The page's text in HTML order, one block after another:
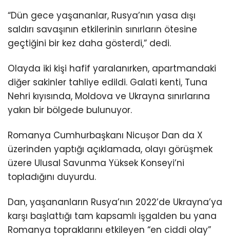
“Dün gece yaşananlar, Rusya’nın yasa dışı
saldırı savaşının etkilerinin sınırların ötesine
geçtiğini bir kez daha gösterdi,” dedi.
Olayda iki kişi hafif yaralanırken, apartmandaki
diğer sakinler tahliye edildi. Galati kenti, Tuna
Nehri kıyısında, Moldova ve Ukrayna sınırlarına
yakın bir bölgede bulunuyor.
Romanya Cumhurbaşkanı Nicușor Dan da X
üzerinden yaptığı açıklamada, olayı görüşmek
üzere Ulusal Savunma Yüksek Konseyi’ni
topladığını duyurdu.
Dan, yaşananların Rusya’nın 2022’de Ukrayna’ya
karşı başlattığı tam kapsamlı işgalden bu yana
Romanya topraklarını etkileyen “en ciddi olay”